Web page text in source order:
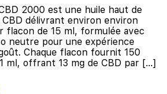
2000 est une huile haut de
CBD délivrant environ environ
flacon de 15 ml, formulée avec
neutre pour une expérience
Chaque flacon fournit 150
ml, offrant 13 mg de CBD par […]